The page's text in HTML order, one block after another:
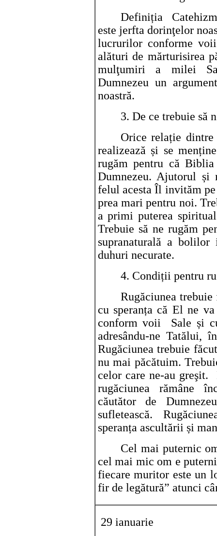
Definiția
este jerfta dorinţelor
lucrurilor conforme
alături de mărturisirea
mulţumiri a milei
Dumnezeu un
noastră.
3. De ce trebuie să
Orice relație dintre
realizează și se
rugăm pentru că
Dumnezeu. Ajutorul
felul acesta Îl invităm
prea mari pentru noi.
a primi puterea
Trebuie să ne rugăm
supranaturală a
duhuri necurate.
4. Condiții pentru
Rugăciunea
cu speranța că El ne
conform voii Sale și
adresându-ne Tatălui,
Rugăciunea trebuie
nu mai păcătuim.
celor care ne-au greşit.
rugăciunea rămâne
căutător de
sufletească.
speranța ascultării și
Cel mai puternic
cel mai mic om e
fiecare muritor este un
fir de legătură” atunci
29 ianuarie